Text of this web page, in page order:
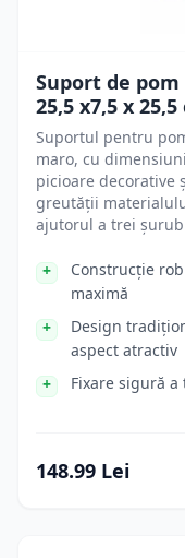
Suport de
25,5 x7,5 x 25,5
Suportul pentru
maro, cu
picioare decorative
greutății
ajutorul a trei
Construcție
maximă
Design
aspect atractiv
Fixare sigură
148.99 Lei